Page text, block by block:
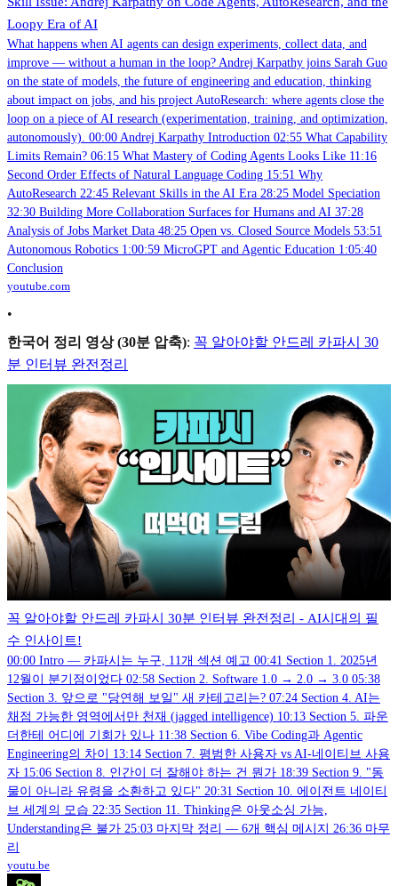
Loopy Era of AI
What happens when AI agents can design experiments, collect data, and
improve — without a human in the loop? Andrej Karpathy joins Sarah Guo
on the state of models, the future of engineering and education, thinking
about impact on jobs, and his project AutoResearch: where agents close the
loop on a piece of AI research (experimentation, training, and optimization,
autonomously). 00:00 Andrej Karpathy Introduction 02:55 What Capability
Limits Remain? 06:15 What Mastery of Coding Agents Looks Like 11:16
Second Order Effects of Natural Language Coding 15:51 Why
AutoResearch 22:45 Relevant Skills in the AI Era 28:25 Model Speciation
32:30 Building More Collaboration Surfaces for Humans and AI 37:28
Analysis of Jobs Market Data 48:25 Open vs. Closed Source Models 53:51
Autonomous Robotics 1:00:59 MicroGPT and Agentic Education 1:05:40
Conclusion
youtube.com
•
한국어 정리 영상 (30분 압축): 꼭 알아야할 안드레 카파시 30
분 인터뷰 완전정리
꼭 알아야할 안드레 카파시 30분 인터뷰 완전정리 - AI시대의 필
수 인사이트!
00:00 Intro — 카파시는 누구, 11개 섹션 예고 00:41 Section 1. 2025년
12월이 분기점이었다 02:58 Section 2. Software 1.0 → 2.0 → 3.0 05:38
Section 3. 앞으로 "당연해 보일" 새 카테고리는? 07:24 Section 4. AI는
채점 가능한 영역에서만 천재 (jagged intelligence) 10:13 Section 5. 파운
더한테 어디에 기회가 있나 11:38 Section 6. Vibe Coding과 Agentic
Engineering의 차이 13:14 Section 7. 평범한 사용자 vs AI-네이티브 사용
자 15:06 Section 8. 인간이 더 잘해야 하는 건 뭔가 18:39 Section 9. "동
물이 아니라 유령을 소환하고 있다" 20:31 Section 10. 에이전트 네이티
브 세계의 모습 22:35 Section 11. Thinking은 아웃소싱 가능,
Understanding은 불가 25:03 마지막 정리 — 6개 핵심 메시지 26:36 마무
리
youtu.be